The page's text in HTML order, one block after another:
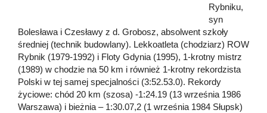
Rybniku,
syn
Bolesława i Czesławy z d. Grobosz, absolwent szkoły
średniej (technik budowlany). Lekkoatleta (chodziarz) ROW
Rybnik (1979-1992) i Floty Gdynia (1995), 1-krotny mistrz
(1989) w chodzie na 50 km i również 1-krotny rekordzista
Polski w tej samej specjalności (3:52.53.0). Rekordy
życiowe: chód 20 km (szosa) -1:24.19 (13 września 1986
Warszawa) i bieżnia – 1:30.07,2 (1 września 1984 Słupsk)